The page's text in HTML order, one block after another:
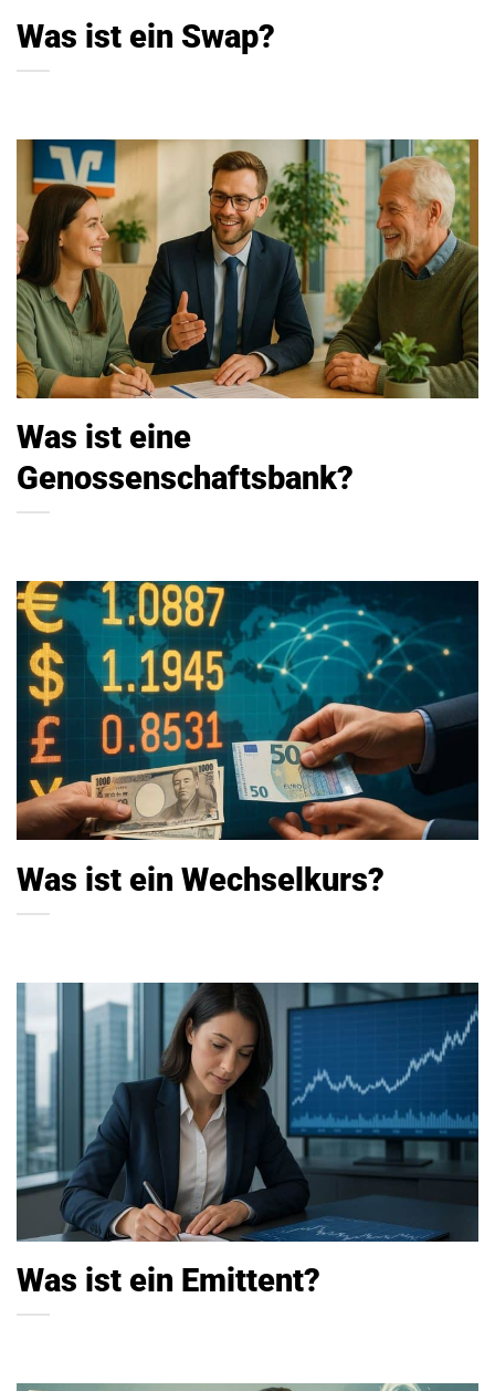
Was ist ein Swap?
Was ist eine
Genossenschaftsbank?
Was ist ein Wechselkurs?
Was ist ein Emittent?